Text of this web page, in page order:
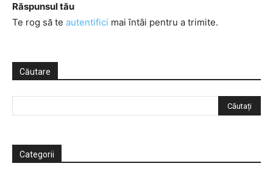
Răspunsul tău
Te rog să te autentifici mai întâi pentru a trimite.
Căutare
Categorii